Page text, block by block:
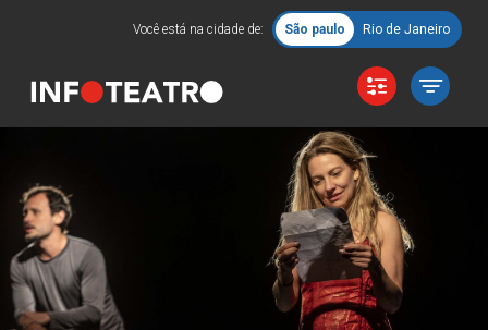
Você está na cidade de: São paulo Rio de Janeiro